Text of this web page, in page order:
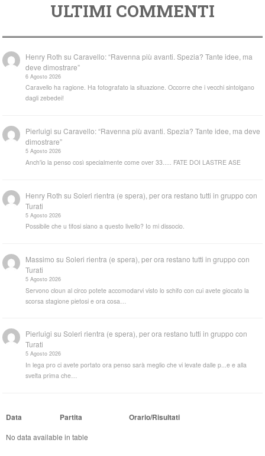
ULTIMI COMMENTI
Henry Roth suCaravello: “Ravenna più avanti. Spezia? Tante idee, ma
deve dimostrare”
6 Agosto 2026
Caravello ha ragione. Ha fotografato la situazione. Occorre che i vecchi sintolgano
dagli zebedei!
Pierluigi suCaravello: “Ravenna più avanti. Spezia? Tante idee, ma deve
dimostrare”
5 Agosto 2026
Anch'io la penso così specialmente come over 33..... FATE DOI LASTRE ASE
Henry Roth suSoleri rientra (e spera), per ora restano tutti in gruppo con
Turati
5 Agosto 2026
Possibile che u tifosi siano a questo livello? Io mi dissocio.
Massimo suSoleri rientra (e spera), per ora restano tutti in gruppo con
Turati
5 Agosto 2026
Servono cloun al circo potete accomodarvi visto lo schifo con cui avete giocato la
scorsa stagione pietosi e ora cosa…
Pierluigi suSoleri rientra (e spera), per ora restano tutti in gruppo con
Turati
5 Agosto 2026
In lega pro ci avete portato ora penso sarà meglio che vi levate dalle p...e e alla
svelta prima che…
Data Partita Orario/Risultati
No data available in table